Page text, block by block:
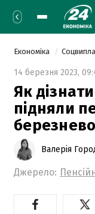
Економіка
14 березня 2023,
Як
підняли
Валерія
Джерело: